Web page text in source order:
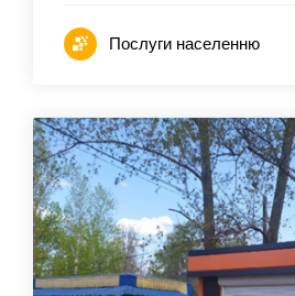
Послуги населенню